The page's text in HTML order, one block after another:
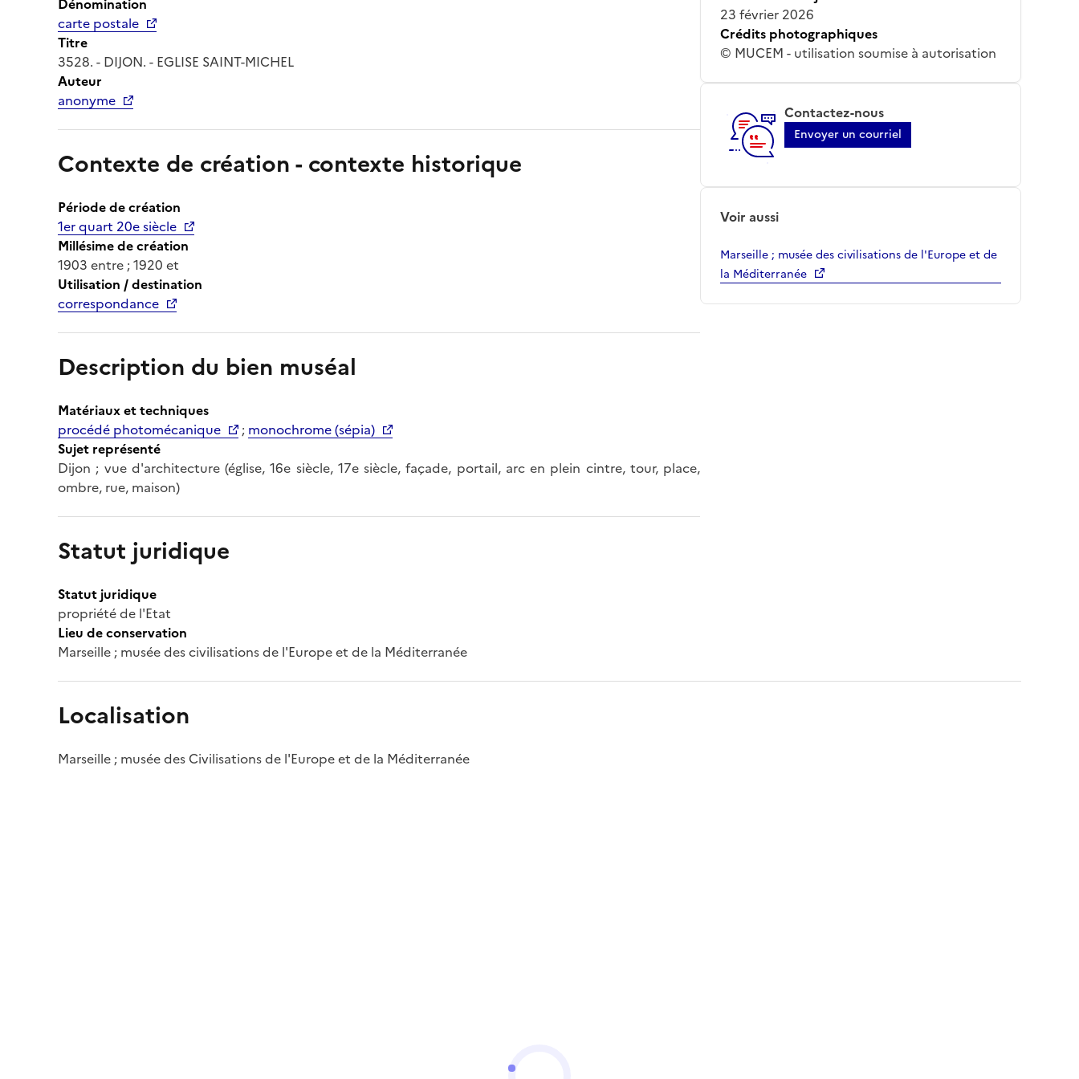
carte postale
Titre
3528. - DIJON. - EGLISE SAINT-MICHEL
Auteur
anonyme
Contexte de création - contexte historique
Période de création
1er quart 20e siècle
Millésime de création
1903 entre ; 1920 et
Utilisation / destination
correspondance
Description du bien muséal
Matériaux et techniques
procédé photomécanique
; monochrome (sépia)
Sujet représenté
Dijon ; vue d'architecture (église, 16e siècle, 17e siècle, façade, portail, arc en plein cintre, tour, place,
ombre, rue, maison)
Statut juridique
Statut juridique
propriété de l'Etat
Lieu de conservation
Marseille ; musée des civilisations de l'Europe et de la Méditerranée
23 février 2026
Crédits photographiques
© MUCEM - utilisation soumise à autorisation
Contactez-nous
Envoyer un courriel
Voir aussi
Marseille ; musée des civilisations de l'Europe et de
la Méditerranée
Localisation
Marseille ; musée des Civilisations de l'Europe et de la Méditerranée